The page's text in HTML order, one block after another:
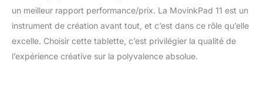
un meilleur rapport performance/prix. La MovinkPad 11 est un
instrument de création avant tout, et c’est dans ce rôle qu’elle
excelle. Choisir cette tablette, c’est privilégier la qualité de
l’expérience créative sur la polyvalence absolue.